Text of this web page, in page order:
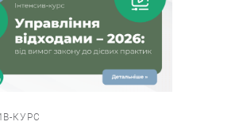
КУРС